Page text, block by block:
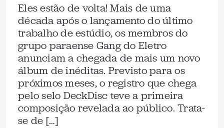
Eles estão de volta! Mais de uma
década após o lançamento do último
trabalho de estúdio, os membros do
grupo paraense Gang do Eletro
anunciam a chegada de mais um novo
álbum de inéditas. Previsto para os
próximos meses, o registro que chega
pelo selo DeckDisc teve a primeira
composição revelada ao público. Trata-
se de […]